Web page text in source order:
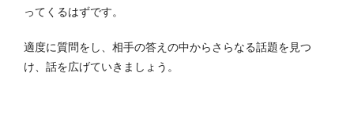
ってくるはずです。
適度に質問をし、相手の答えの中からさらなる話題を見つ
け、話を広げていきましょう。